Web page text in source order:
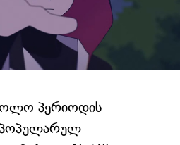
პერიოდის
პოპულარულ